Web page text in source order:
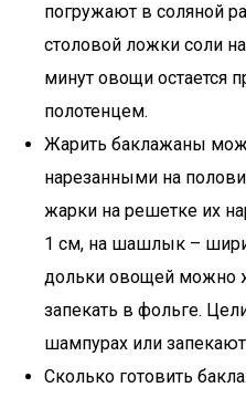
погружают в соляной
столовой ложки соли
минут овощи остается
полотенцем.
Жарить баклажаны
нарезанными на
жарки на решетке их
1 см, на шашлык –
дольки овощей можно
запекать в фольге.
шампурах или
Сколько готовить